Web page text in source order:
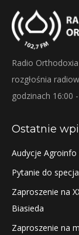
Radio
rozgłośnia
godzinach 16:00
Ostatnie
Audycje
Pytanie do
Zaproszenie na
Biasieda
Zaproszenie na